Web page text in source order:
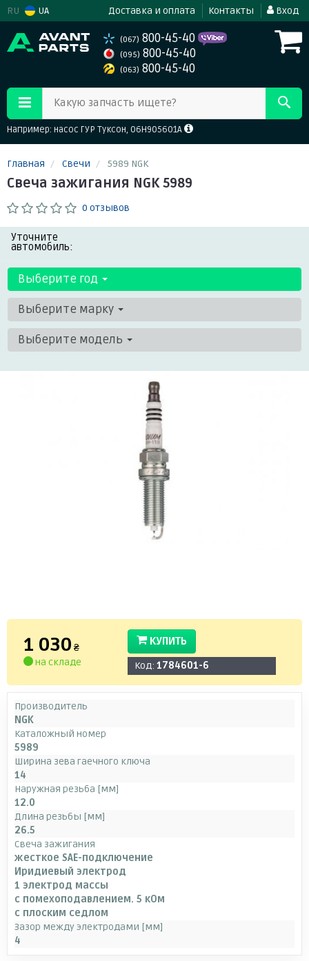
RU UA Доставка и оплата Контакты Вход
(067) 800-45-40
(095) 800-45-40
(063) 800-45-40
Какую запчасть ищете?
Например: насос ГУР Туксон, 06H905601A
Главная Свечи 5989 NGK
Свеча зажигания NGK 5989
0 отзывов
Уточните
автомобиль:
Выберите год
Выберите марку
Выберите модель
1 030 ₴
на складе
КУПИТЬ
Код: 1784601-6
Производитель
NGK
Каталожный номер
5989
Ширина зева гаечного ключа
14
Наружная резьба [мм]
12.0
Длина резьбы [мм]
26.5
Свеча зажигания
жесткое SAE-подключение
Иридиевый электрод
1 электрод массы
с помехоподавлением. 5 кОм
с плоским седлом
Зазор между электродами [мм]
4